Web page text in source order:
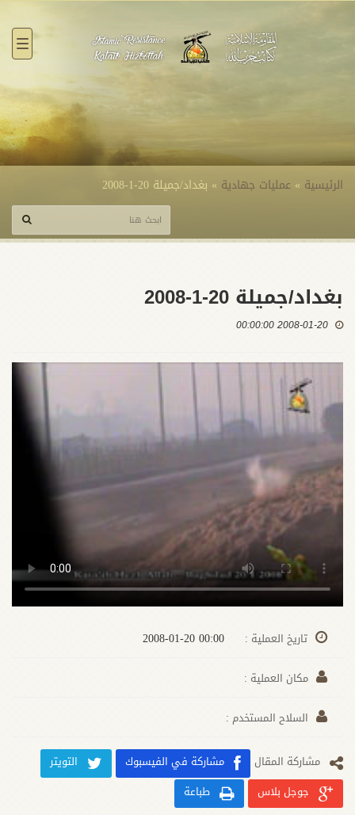
الرئيسية » عمليات جهادية » بغداد/جميلة 20-1-2008
بغداد/جميلة 20-1-2008
2008-01-20 00:00:00
تاريخ العملية :
مكان العملية :
السلاح المستخدم :
مشارکة المقال مشاركة في الفيسبوك
التويتر
جوجل بلاس
طباعة